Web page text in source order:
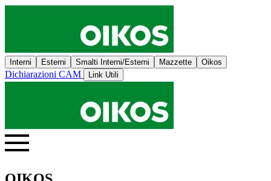
Interni Esterni Smalti Interni/Esterni Mazzette Oikos
Dichiarazioni CAM Link Utili